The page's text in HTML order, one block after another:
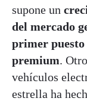
supone un
del mercado
primer
premium.
vehículos
estrella ha